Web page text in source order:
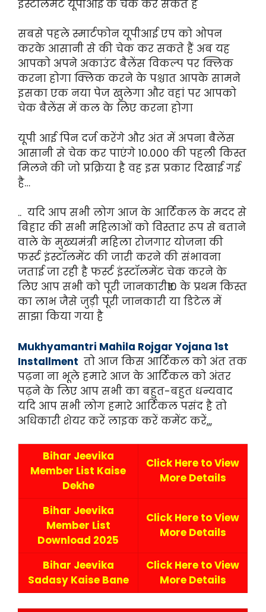
इंस्टॉलमेंट यूपीआई के चेक कर सकते हैं
सबसे पहले स्मार्टफोन यूपीआई एप को ओपन
करके आसानी से की चेक कर सकते हैं अब यह
आपको अपने अकाउंट बैलेंस विकल्प पर क्लिक
करना होगा क्लिक करने के पश्चात आपके सामने
इसका एक नया पेज खुलेगा और वहां पर आपको
चेक बैलेंस में कल के लिए करना होगा
यूपी आई पिन दर्ज करेंगे और अंत में अपना बैलेंस
आसानी से चेक कर पाएंगे 10.000 की पहली किस्त
मिलने की जो प्रक्रिया है वह इस प्रकार दिखाई गई
है…
.. यदि आप सभी लोग आज के आर्टिकल के मदद से
बिहार की सभी महिलाओं को विस्तार रूप से बताने
वाले के मुख्यमंत्री महिला रोजगार योजना की
फर्स्ट इंस्टॉलमेंट की जारी करने की संभावना
जताई जा रही है फर्स्ट इंस्टॉलमेंट चेक करने के
लिए आप सभी को पूरी जानकारी₹10 के प्रथम किस्त
का लाभ जैसे जुड़ी पूरी जानकारी या डिटेल में
साझा किया गया है
Mukhyamantri Mahila Rojgar Yojana 1st
Installment तो आज किस आर्टिकल को अंत तक
पढ़ना ना भूले हमारे आज के आर्टिकल को अंतर
पढ़ने के लिए आप सभी का बहुत-बहुत धन्यवाद
यदि आप सभी लोग हमारे आर्टिकल पसंद है तो
अधिकारी शेयर करें लाइक करें कमेंट करें,,,
Bihar Jeevika
Member List Kaise
Dekhe
Click Here to View
More Details
Bihar Jeevika
Member List
Download 2025
Click Here to View
More Details
Bihar Jeevika
Sadasy Kaise Bane
Click Here to View
More Details